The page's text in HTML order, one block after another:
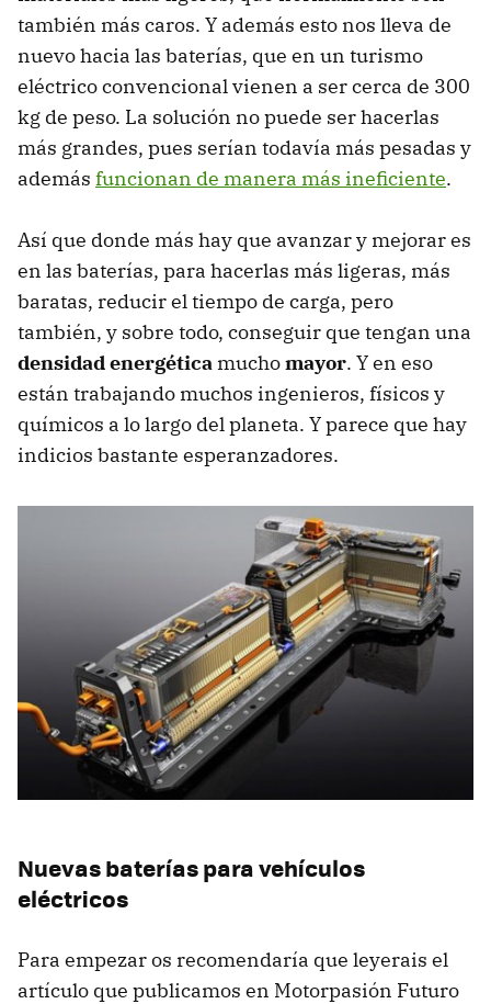
también más caros. Y además esto nos lleva de
nuevo hacia las baterías, que en un turismo
eléctrico convencional vienen a ser cerca de 300
kg de peso. La solución no puede ser hacerlas
más grandes, pues serían todavía más pesadas y
además funcionan de manera más ineficiente.
Así que donde más hay que avanzar y mejorar es
en las baterías, para hacerlas más ligeras, más
baratas, reducir el tiempo de carga, pero
también, y sobre todo, conseguir que tengan una
densidad energética muchomayor. Y en eso
están trabajando muchos ingenieros, físicos y
químicos a lo largo del planeta. Y parece que hay
indicios bastante esperanzadores.
Nuevas baterías para vehículos
eléctricos
Para empezar os recomendaría que leyerais el
artículo que publicamos en Motorpasión Futuro